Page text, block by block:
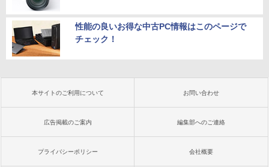
性能の良いお得な中古PC情報はこのページで
チェック！
本サイトのご利用について お問い合わせ
広告掲載のご案内 編集部へのご連絡
プライバシーポリシー 会社概要